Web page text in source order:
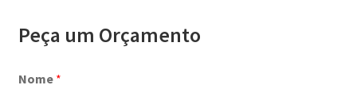
Peça um Orçamento
Nome *